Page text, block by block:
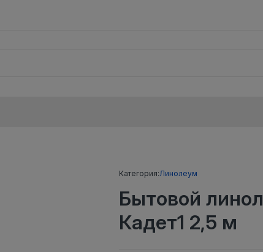
Категория:Линолеум
Бытовой
Кадет1 2,5 м